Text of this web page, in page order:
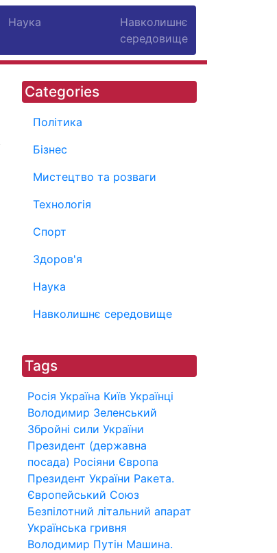
Наука
Навколишнє
середовище
Categories
Політика
Бізнес
Мистецтво та розваги
Технологія
Спорт
Здоров'я
Наука
Навколишнє середовище
Tags
Росія Україна Київ Українці
Володимир Зеленський
Збройні сили України
Президент (державна
посада) Росіяни Європа
Президент України Ракета.
Європейський Союз
Безпілотний літальний апарат
Українська гривня
Володимир Путін Машина.